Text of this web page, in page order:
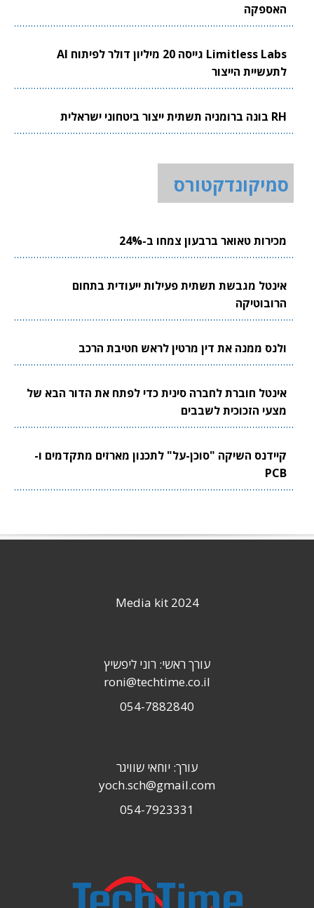
האספקה
Limitless Labs גייסה 20 מיליון דולר לפיתוח AI
לתעשיית הייצור
RH בונה ברומניה תשתית ייצור ביטחוני ישראלית
סמיקונדקטורס
מכירות טאואר ברבעון צמחו ב-24%
אינטל מגבשת תשתית פעילות ייעודית בתחום
הרובוטיקה
ולנס ממנה את דין מרטין לראש חטיבת הרכב
אינטל חוברת לחברה סינית כדי לפתח את הדור הבא של
מצעי הזכוכית לשבבים
קיידנס השיקה "סוכן-על" לתכנון מארזים מתקדמים ו-
PCB
Media kit 2024
עורך ראשי: רוני ליפשיץ
roni@techtime.co.il
054-7882840
עורך: יוחאי שוויגר
yoch.sch@gmail.com
054-7923331